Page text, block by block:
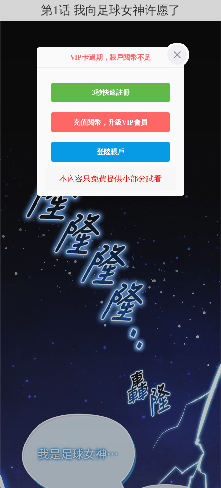
第1话 我向足球女神许愿了
VIP卡過期，賬戶閱幣不足
3秒快速註冊
充值閱幣，升級VIP會員
登陸賬戶
本內容只免費提供小部分試看